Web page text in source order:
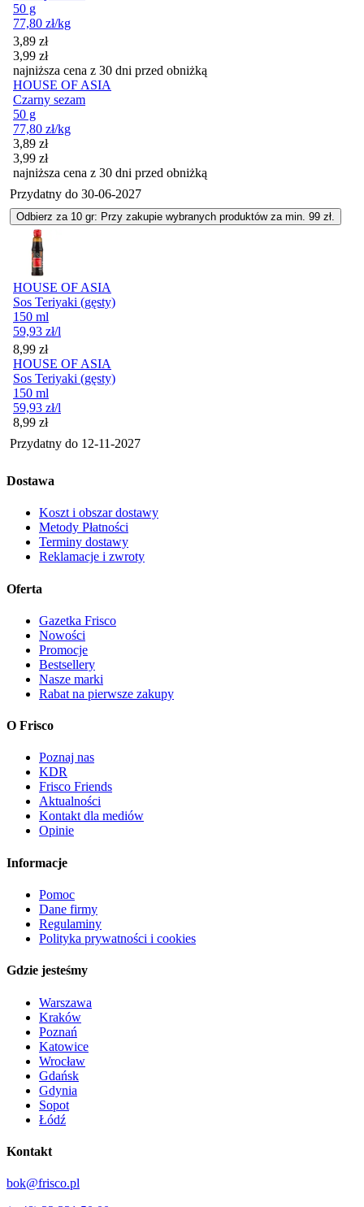
50 g
77,80 zł/kg
Cena promocyjna
3,89 zł
3,99 zł
najniższa cena z 30 dni przed obniżką
HOUSE OF ASIA
Czarny sezam
50 g
77,80 zł/kg
Cena promocyjna
3,89 zł
3,99 zł
najniższa cena z 30 dni przed obniżką
Przydatny do 30-06-2027
Odbierz za 10 gr: Przy zakupie wybranych produktów za min. 99 zł.
HOUSE OF ASIA
Sos Teriyaki (gęsty)
150 ml
59,93 zł/l
Cena
8,99 zł
HOUSE OF ASIA
Sos Teriyaki (gęsty)
150 ml
59,93 zł/l
Cena
8,99 zł
Przydatny do 12-11-2027
Dostawa
Koszt i obszar dostawy
Metody Płatności
Terminy dostawy
Reklamacje i zwroty
Oferta
Gazetka Frisco
Nowości
Promocje
Bestsellery
Nasze marki
Rabat na pierwsze zakupy
O Frisco
Poznaj nas
KDR
Frisco Friends
Aktualności
Kontakt dla mediów
Opinie
Informacje
Pomoc
Dane firmy
Regulaminy
Polityka prywatności i cookies
Gdzie jesteśmy
Warszawa
Kraków
Poznań
Katowice
Wrocław
Gdańsk
Gdynia
Sopot
Łódź
Kontakt
bok@frisco.pl